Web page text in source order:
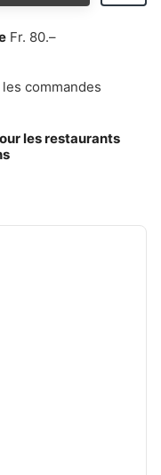
Fr. 80.–
commandes
les restaurants